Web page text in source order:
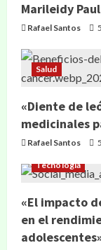
Marileidy
Rafael Santos
Salud
«Diente de
medicinales
Rafael Santos
Tecnología
«El impacto
en el